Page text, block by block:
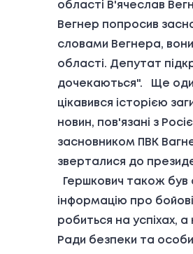
області В'ячеслав
Вегнер попросив
словами Вегнера,
області. Депутат
дочекаються". Ще один
цікавився історією
новин, пов'язані з
засновником ПВК
зверталися до
Гершкович також був
інформацію про
робиться на успіхах,
Ради безпеки та